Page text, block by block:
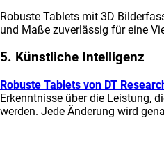
Robuste Tablets mit 3D
und Maße zuverlässig für eine
5. Künstliche Intelligenz
Robuste Tablets von DT
Erkenntnisse über die Leistung,
werden. Jede Änderung wird